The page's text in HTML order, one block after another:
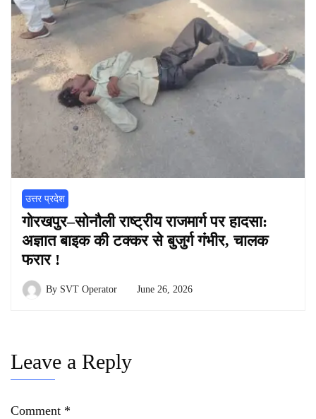
उत्तर प्रदेश
गोरखपुर–सोनौली राष्ट्रीय राजमार्ग पर हादसा:
अज्ञात बाइक की टक्कर से बुजुर्ग गंभीर, चालक
फरार !
By SVT Operator June 26, 2026
Leave a Reply
Comment *